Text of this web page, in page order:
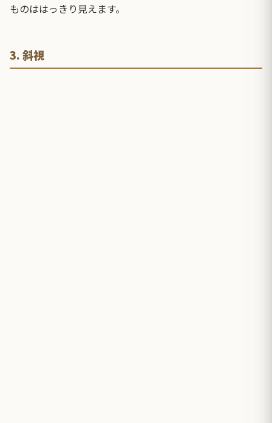
ものははっきり見えます。
3. 斜視